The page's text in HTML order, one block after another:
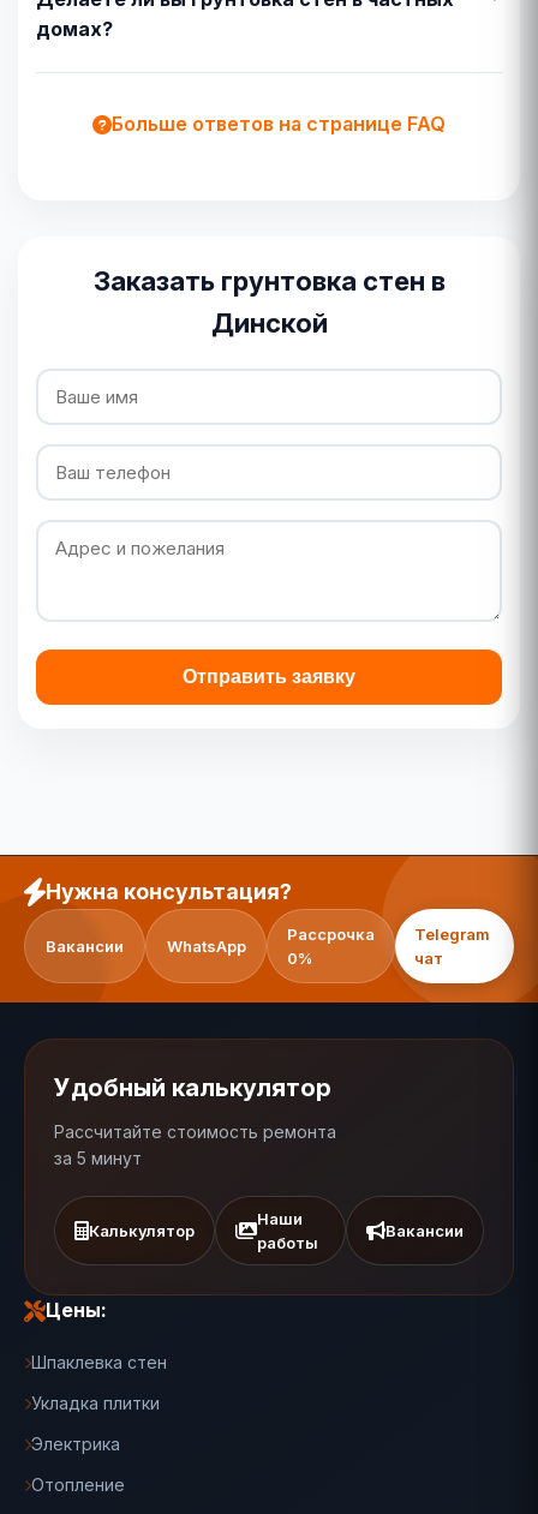
домах?
Больше ответов на странице FAQ
Заказать грунтовка стен в
Динской
Отправить заявку
Нужна консультация?
Вакансии WhatsApp
Рассрочка
0%
Telegram
чат
Удобный калькулятор
Рассчитайте стоимость ремонта
за 5 минут
Калькулятор
Наши
работы
Вакансии
Цены:
Шпаклевка стен
Укладка плитки
Электрика
Отопление